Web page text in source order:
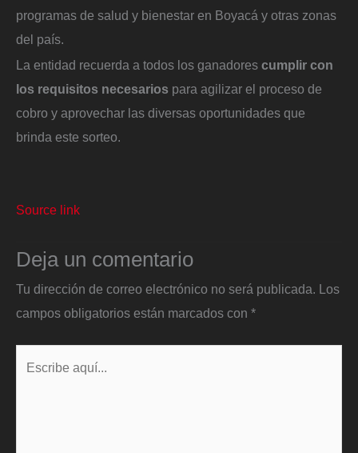
programas de salud y bienestar en Boyacá y otras zonas
del país.
La entidad recuerda a todos los ganadores cumplir con
los requisitos necesarios para agilizar el proceso de
cobro y aprovechar las diversas oportunidades que
brinda este sorteo.
Source link
Deja un comentario
Tu dirección de correo electrónico no será publicada. Los
campos obligatorios están marcados con *